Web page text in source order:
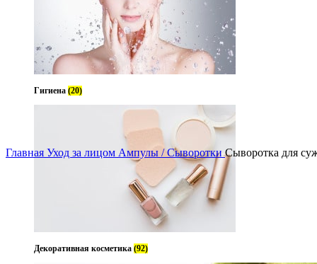
Гигиена (20)
Декоративная косметика (92)
Главная Уход за лицом Ампулы / СывороткиСыворотка для